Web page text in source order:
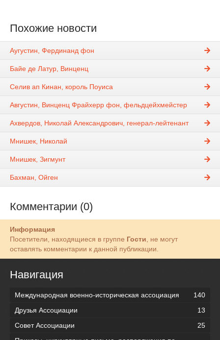
Похожие новости
Аугустин, Фердинанд фон
Байе де Латур, Винценц
Селив ап Кинан, король Поуиса
Августин, Винценц Фрайхерр фон, фельдцейхмейстер
Ахвердов, Николай Александрович, генерал-лейтенант
Мнишек, Николай
Мнишек, Зигмунт
Бахман, Ойген
Комментарии (0)
Информация
Посетители, находящиеся в группе Гости , не могут
оставлять комментарии к данной публикации.
Навигация
Международная военно-историческая ассоциация
140
Друзья Ассоциации
13
Совет Ассоциации
25